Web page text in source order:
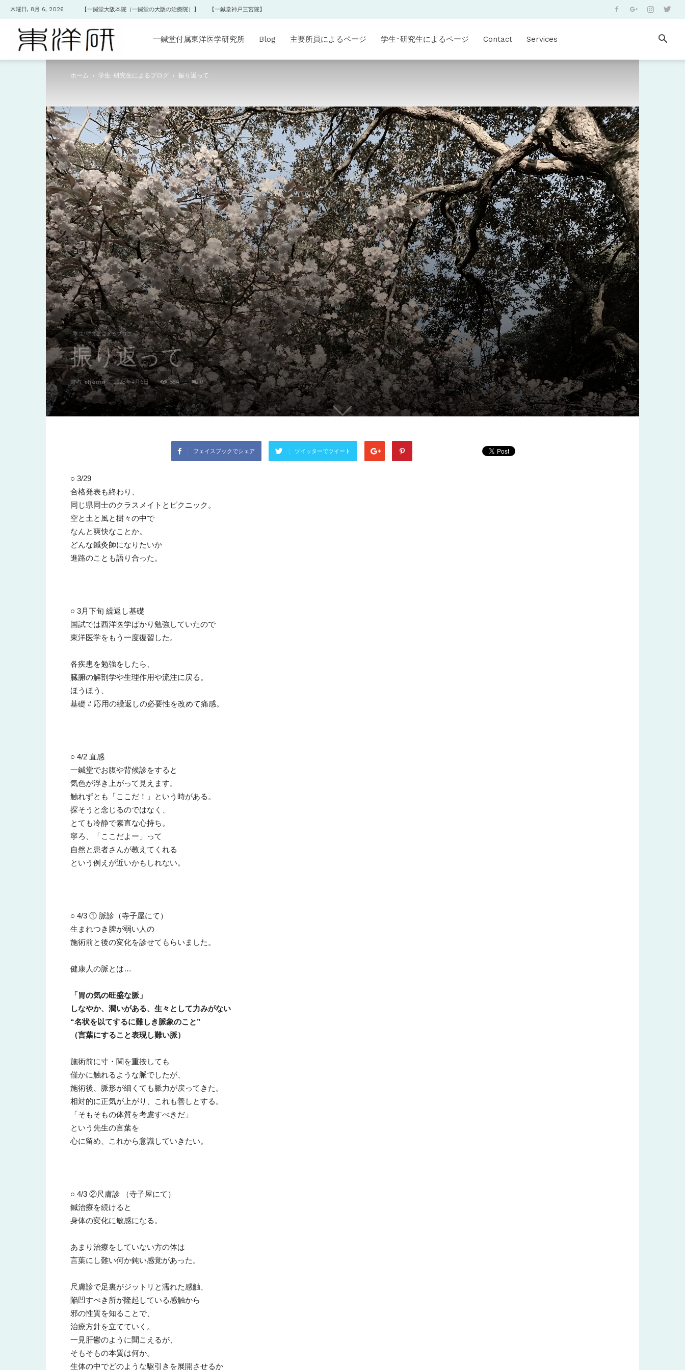
木曜日, 8月 6, 2026 【一鍼堂大阪本院（一鍼堂の大阪の治療院）】 【一鍼堂神戸三宮院】
鍼
堂
付
属
東
洋
医
学
研
所
一鍼堂付属東洋医学研究所 Blog 主要所員によるページ 学生･研究生によるページ Contact Services
ホーム 学生･研究生によるブログ 振り返って
学生･研究生によるブログ
振り返って
書者 ohama - 2023年4月6日 554 0
フェイスブックでシェア ツイッターでツイート
○ 3/29
合格発表も終わり、
同じ県同士のクラスメイトとピクニック。
空と土と風と樹々の中で
なんと爽快なことか。
どんな鍼灸師になりたいか
進路のことも語り合った。
○ 3月下旬 繰返し基礎
国試では西洋医学ばかり勉強していたので
東洋医学をもう一度復習した。
各疾患を勉強をしたら、
臓腑の解剖学や生理作用や流注に戻る。
ほうほう、
基礎 ⇄ 応用の繰返しの必要性を改めて痛感。
○ 4/2 直感
一鍼堂でお腹や背候診をすると
気色が浮き上がって見えます。
触れずとも「ここだ！」という時がある。
探そうと念じるのではなく、
とても冷静で素直な心持ち。
寧ろ、「ここだよー」って
自然と患者さんが教えてくれる
という例えが近いかもしれない。
○ 4/3 ① 脈診（寺子屋にて）
生まれつき脾が弱い人の
施術前と後の変化を診せてもらいました。
健康人の脈とは…
「胃の気の旺盛な脈」
しなやか、潤いがある、生々として力みがない
“名状を以てするに難しき脈象のこと”
（言葉にすること表現し難い脈）
施術前に寸・関を重按しても
僅かに触れるような脈でしたが、
施術後、脈形が細くても脈力が戻ってきた。
相対的に正気が上がり、これも善しとする。
「そもそもの体質を考慮すべきだ」
という先生の言葉を
心に留め、これから意識していきたい。
○ 4/3 ②尺膚診 （寺子屋にて）
鍼治療を続けると
身体の変化に敏感になる。
あまり治療をしていない方の体は
言葉にし難い何か鈍い感覚があった。
尺膚診で足裏がジットリと濡れた感触、
陥凹すべき所が隆起している感触から
邪の性質を知ることで、
治療方針を立てていく。
一見肝鬱のように聞こえるが、
そもそもの本質は何か。
生体の中でどのような駆引きを展開させるか